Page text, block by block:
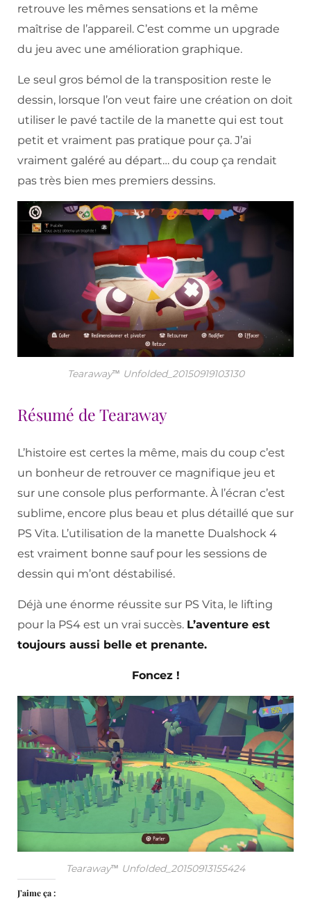
retrouve les mêmes sensations et la même
maîtrise de l’appareil. C’est comme un upgrade
du jeu avec une amélioration graphique.
Le seul gros bémol de la transposition reste le
dessin, lorsque l’on veut faire une création on doit
utiliser le pavé tactile de la manette qui est tout
petit et vraiment pas pratique pour ça. J’ai
vraiment galéré au départ… du coup ça rendait
pas très bien mes premiers dessins.
Tearaway™ Unfolded_20150919103130
Résumé de Tearaway
L’histoire est certes la même, mais du coup c’est
un bonheur de retrouver ce magnifique jeu et
sur une console plus performante. À l’écran c’est
sublime, encore plus beau et plus détaillé que sur
PS Vita. L’utilisation de la manette Dualshock 4
est vraiment bonne sauf pour les sessions de
dessin qui m’ont déstabilisé.
Déjà une énorme réussite sur PS Vita, le lifting
pour la PS4 est un vrai succès. L’aventure est
toujours aussi belle et prenante.
Foncez !
Tearaway™ Unfolded_20150913155424
J’aime ça :